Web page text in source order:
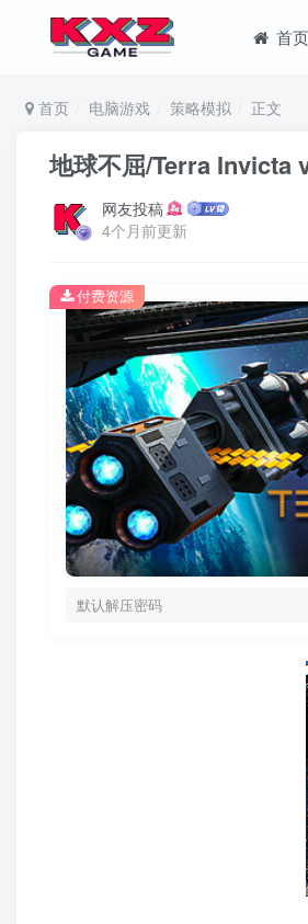
首页
首页 电脑游戏 策略模拟 正文
地球不屈/Terra Invicta
网友投稿
4个月前更新
默认解压密码
付费资源